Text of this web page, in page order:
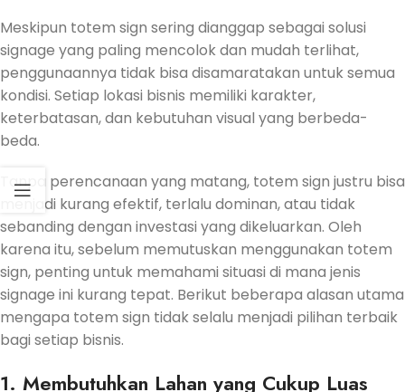
Meskipun totem sign sering dianggap sebagai solusi
signage yang paling mencolok dan mudah terlihat,
penggunaannya tidak bisa disamaratakan untuk semua
kondisi. Setiap lokasi bisnis memiliki karakter,
keterbatasan, dan kebutuhan visual yang berbeda-
beda.
Tanpa perencanaan yang matang, totem sign justru bisa
menjadi kurang efektif, terlalu dominan, atau tidak
sebanding dengan investasi yang dikeluarkan. Oleh
karena itu, sebelum memutuskan menggunakan totem
sign, penting untuk memahami situasi di mana jenis
signage ini kurang tepat. Berikut beberapa alasan utama
mengapa totem sign tidak selalu menjadi pilihan terbaik
bagi setiap bisnis.
1. Membutuhkan Lahan yang Cukup Luas